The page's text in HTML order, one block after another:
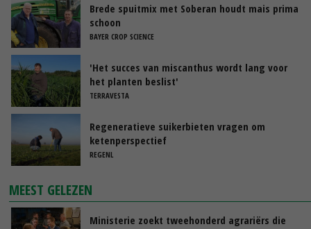
Brede spuitmix met Soberan houdt mais prima
schoon
BAYER CROP SCIENCE
'Het succes van miscanthus wordt lang voor
het planten beslist'
TERRAVESTA
Regeneratieve suikerbieten vragen om
ketenperspectief
REGENL
MEEST GELEZEN
Ministerie zoekt tweehonderd agrariërs die